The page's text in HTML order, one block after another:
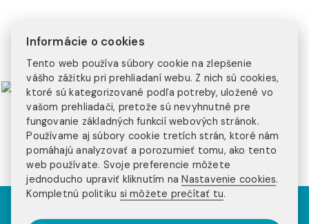
Informácie o cookies
Tento web používa súbory cookie na zlepšenie
vášho zážitku pri prehliadaní webu. Z nich sú cookies,
ktoré sú kategorizované podľa potreby, uložené vo
vašom prehliadači, pretože sú nevyhnutné pre
fungovanie základných funkcií webových stránok.
Používame aj súbory cookie tretích strán, ktoré nám
pomáhajú analyzovať a porozumieť tomu, ako tento
web používate. Svoje preferencie môžete
jednoducho upraviť kliknutím naNastavenie cookies.
Kompletnú politiku si môžete prečítať tu.